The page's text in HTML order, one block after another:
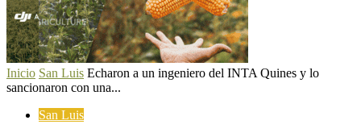
Inicio San Luis Echaron a un ingeniero del INTA Quines y lo
sancionaron con una...
San Luis